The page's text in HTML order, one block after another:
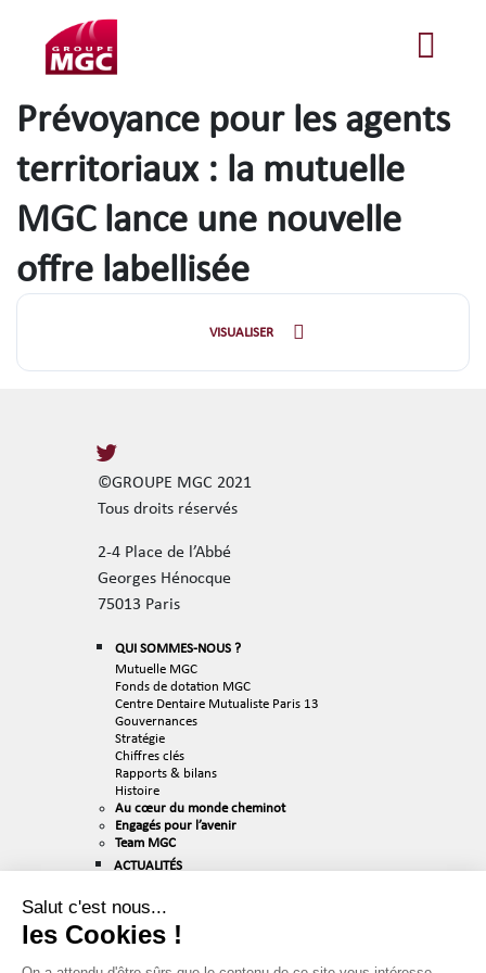
Prévoyance pour les agents
territoriaux : la mutuelle
MGC lance une nouvelle
offre labellisée
VISUALISER
©GROUPE MGC 2021
Tous droits réservés
2-4 Place de l’Abbé
Georges Hénocque
75013 Paris
QUI SOMMES-NOUS ?
Mutuelle MGC
Fonds de dotation MGC
Centre Dentaire Mutualiste Paris 13
Gouvernances
Stratégie
Chiffres clés
Rapports & bilans
Histoire
Au cœur du monde cheminot
Engagés pour l’avenir
Team MGC
ACTUALITÉS
Nos valeurs
Nos métiers
Nos offres d’emploi
PUBLICATIONS & MÉDIAS
Salut c'est nous...
les Cookies !